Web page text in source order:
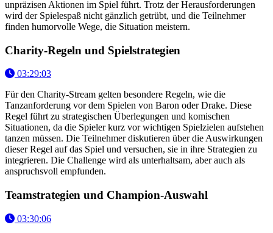
unpräzisen Aktionen im Spiel führt. Trotz der Herausforderungen
wird der Spielespaß nicht gänzlich getrübt, und die Teilnehmer
finden humorvolle Wege, die Situation meistern.
Charity-Regeln und Spielstrategien
03:29:03
Für den Charity-Stream gelten besondere Regeln, wie die
Tanzanforderung vor dem Spielen von Baron oder Drake. Diese
Regel führt zu strategischen Überlegungen und komischen
Situationen, da die Spieler kurz vor wichtigen Spielzielen aufstehen
tanzen müssen. Die Teilnehmer diskutieren über die Auswirkungen
dieser Regel auf das Spiel und versuchen, sie in ihre Strategien zu
integrieren. Die Challenge wird als unterhaltsam, aber auch als
anspruchsvoll empfunden.
Teamstrategien und Champion-Auswahl
03:30:06